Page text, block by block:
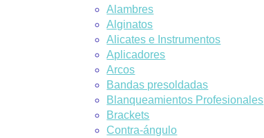
Alambres
Alginatos
Alicates e Instrumentos
Aplicadores
Arcos
Bandas presoldadas
Blanqueamientos Profesionales
Brackets
Contra-ángulo